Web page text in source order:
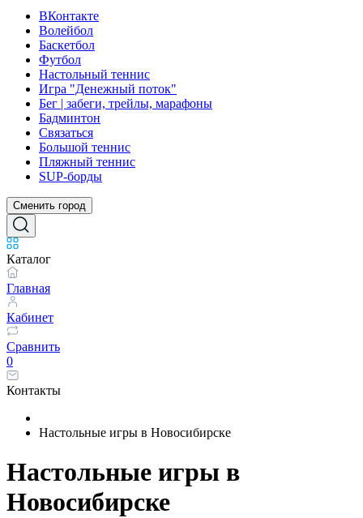
ВКонтакте
Волейбол
Баскетбол
Футбол
Настольный теннис
Игра "Денежный поток"
Бег | забеги, трейлы, марафоны
Бадминтон
Связаться
Большой теннис
Пляжный теннис
SUP-борды
Сменить город
Каталог
Главная
Кабинет
Сравнить
0
Контакты
Настольные игры в Новосибирске
Настольные игры в
Новосибирске